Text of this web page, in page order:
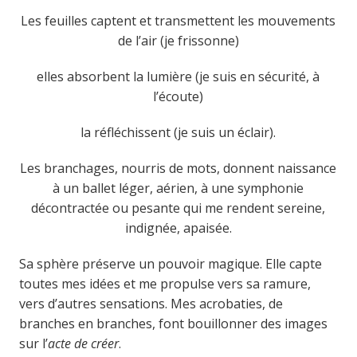
Les feuilles captent et transmettent les mouvements
de l’air (je frissonne)
elles absorbent la lumière (je suis en sécurité, à
l’écoute)
la réfléchissent (je suis un éclair).
Les branchages, nourris de mots, donnent naissance
à un ballet léger, aérien, à une symphonie
décontractée ou pesante qui me rendent sereine,
indignée, apaisée.
Sa sphère préserve un pouvoir magique. Elle capte
toutes mes idées et me propulse vers sa ramure,
vers d’autres sensations. Mes acrobaties, de
branches en branches, font bouillonner des images
sur l’acte de créer.